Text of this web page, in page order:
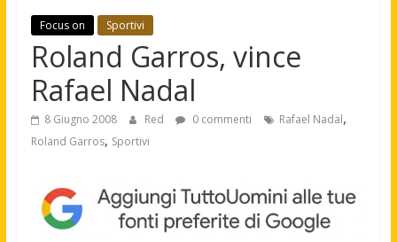
Motori,
gay
news
moda
maschile
Focus on Sportivi
Roland Garros, vince
Rafael Nadal
8 Giugno 2008 Red 0 commenti Rafael Nadal,
Roland Garros, Sportivi